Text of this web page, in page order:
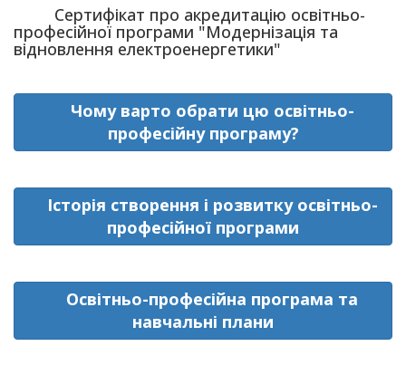
Сертифікат про акредитацію освітньо-
професійної програми "Модернізація та
відновлення електроенергетики"
Чому варто обрати цю освітньо-
професійну програму?
Історія створення і розвитку освітньо-
професійної програми
Освітньо-професійна програма та
навчальні плани